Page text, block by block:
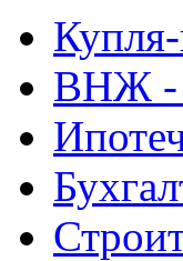
ВНЖ -